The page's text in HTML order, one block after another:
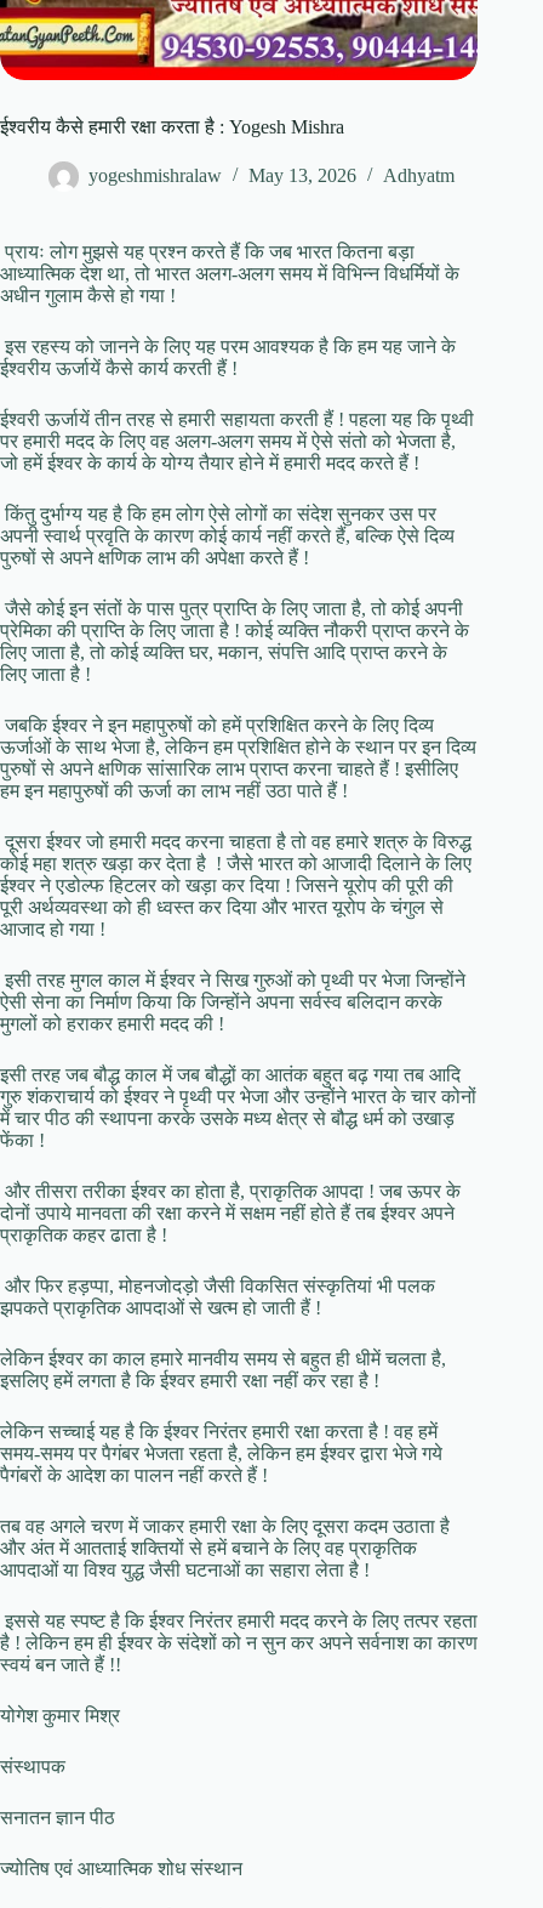
ईश्वरीय कैसे हमारी रक्षा करता है : Yogesh Mishra
yogeshmishralaw May 13, 2026 Adhyatm
प्रायः लोग मुझसे यह प्रश्न करते हैं कि जब भारत कितना बड़ा
आध्यात्मिक देश था, तो भारत अलग-अलग समय में विभिन्न विधर्मियों के
अधीन गुलाम कैसे हो गया !
इस रहस्य को जानने के लिए यह परम आवश्यक है कि हम यह जाने के
ईश्वरीय ऊर्जायें कैसे कार्य करती हैं !
ईश्वरी ऊर्जायें तीन तरह से हमारी सहायता करती हैं ! पहला यह कि पृथ्वी
पर हमारी मदद के लिए वह अलग-अलग समय में ऐसे संतो को भेजता है,
जो हमें ईश्वर के कार्य के योग्य तैयार होने में हमारी मदद करते हैं !
किंतु दुर्भाग्य यह है कि हम लोग ऐसे लोगों का संदेश सुनकर उस पर
अपनी स्वार्थ प्रवृति के कारण कोई कार्य नहीं करते हैं, बल्कि ऐसे दिव्य
पुरुषों से अपने क्षणिक लाभ की अपेक्षा करते हैं !
जैसे कोई इन संतों के पास पुत्र प्राप्ति के लिए जाता है, तो कोई अपनी
प्रेमिका की प्राप्ति के लिए जाता है ! कोई व्यक्ति नौकरी प्राप्त करने के
लिए जाता है, तो कोई व्यक्ति घर, मकान, संपत्ति आदि प्राप्त करने के
लिए जाता है !
जबकि ईश्वर ने इन महापुरुषों को हमें प्रशिक्षित करने के लिए दिव्य
ऊर्जाओं के साथ भेजा है, लेकिन हम प्रशिक्षित होने के स्थान पर इन दिव्य
पुरुषों से अपने क्षणिक सांसारिक लाभ प्राप्त करना चाहते हैं ! इसीलिए
हम इन महापुरुषों की ऊर्जा का लाभ नहीं उठा पाते हैं !
दूसरा ईश्वर जो हमारी मदद करना चाहता है तो वह हमारे शत्रु के विरुद्ध
कोई महा शत्रु खड़ा कर देता है ! जैसे भारत को आजादी दिलाने के लिए
ईश्वर ने एडोल्फ हिटलर को खड़ा कर दिया ! जिसने यूरोप की पूरी की
पूरी अर्थव्यवस्था को ही ध्वस्त कर दिया और भारत यूरोप के चंगुल से
आजाद हो गया !
इसी तरह मुगल काल में ईश्वर ने सिख गुरुओं को पृथ्वी पर भेजा जिन्होंने
ऐसी सेना का निर्माण किया कि जिन्होंने अपना सर्वस्व बलिदान करके
मुगलों को हराकर हमारी मदद की !
इसी तरह जब बौद्ध काल में जब बौद्धों का आतंक बहुत बढ़ गया तब आदि
गुरु शंकराचार्य को ईश्वर ने पृथ्वी पर भेजा और उन्होंने भारत के चार कोनों
में चार पीठ की स्थापना करके उसके मध्य क्षेत्र से बौद्ध धर्म को उखाड़
फेंका !
और तीसरा तरीका ईश्वर का होता है, प्राकृतिक आपदा ! जब ऊपर के
दोनों उपाये मानवता की रक्षा करने में सक्षम नहीं होते हैं तब ईश्वर अपने
प्राकृतिक कहर ढाता है !
और फिर हड़प्पा, मोहनजोदड़ो जैसी विकसित संस्कृतियां भी पलक
झपकते प्राकृतिक आपदाओं से खत्म हो जाती हैं !
लेकिन ईश्वर का काल हमारे मानवीय समय से बहुत ही धीमें चलता है,
इसलिए हमें लगता है कि ईश्वर हमारी रक्षा नहीं कर रहा है !
लेकिन सच्चाई यह है कि ईश्वर निरंतर हमारी रक्षा करता है ! वह हमें
समय-समय पर पैगंबर भेजता रहता है, लेकिन हम ईश्वर द्वारा भेजे गये
पैगंबरों के आदेश का पालन नहीं करते हैं !
तब वह अगले चरण में जाकर हमारी रक्षा के लिए दूसरा कदम उठाता है
और अंत में आतताई शक्तियों से हमें बचाने के लिए वह प्राकृतिक
आपदाओं या विश्व युद्ध जैसी घटनाओं का सहारा लेता है !
इससे यह स्पष्ट है कि ईश्वर निरंतर हमारी मदद करने के लिए तत्पर रहता
है ! लेकिन हम ही ईश्वर के संदेशों को न सुन कर अपने सर्वनाश का कारण
स्वयं बन जाते हैं !!
योगेश कुमार मिश्र
संस्थापक
सनातन ज्ञान पीठ
ज्योतिष एवं आध्यात्मिक शोध संस्थान